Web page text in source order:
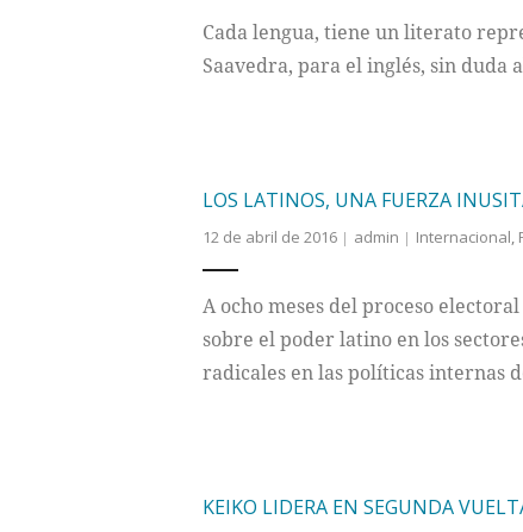
Cada lengua, tiene un literato
Saavedra, para el inglés, sin duda
LOS LATINOS, UNA FUERZA
12 de abril de 2016 admin Internacional,
A ocho meses del proceso
sobre el poder latino en los
radicales en las políticas internas
KEIKO LIDERA EN SEGUNDA